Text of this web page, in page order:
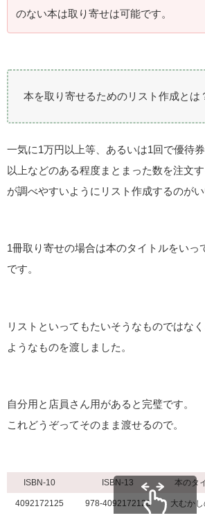
のない本は取り寄せは可能です。
本を取り寄せるためのリスト作成とは
一気に1万円以上等、あるいは1回で優待
以上などのある程度まとまった数を注文
が調べやすいようにリスト作成するのがい
1冊取り寄せの場合は本のタイトルをいっ
です。
リストといってもたいそうなものではな
ようなものを渡しました。
自分用と店員さん用があると完璧です。
これどうぞってそのまま渡せるので。
ISBN-10 ISBN-13 本のタ
4092172125 978-4092172128 大むか